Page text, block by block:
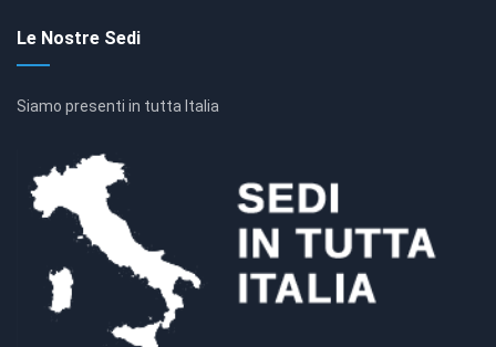
Le Nostre Sedi
Siamo presenti in tutta Italia